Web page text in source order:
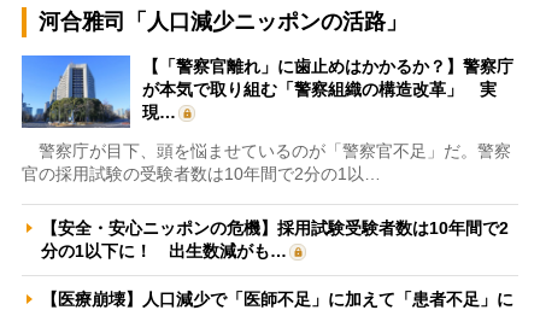
河合雅司「人口減少ニッポンの活路」
【「警察官離れ」に歯止めはかかるか？】警察庁
が本気で取り組む「警察組織の構造改革」 実
現…
警察庁が目下、頭を悩ませているのが「警察官不足」だ。警察
官の採用試験の受験者数は10年間で2分の1以…
【安全・安心ニッポンの危機】採用試験受験者数は10年間で2
分の1以下に！ 出生数減がも…
【医療崩壊】人口減少で「医師不足」に加えて「患者不足」に